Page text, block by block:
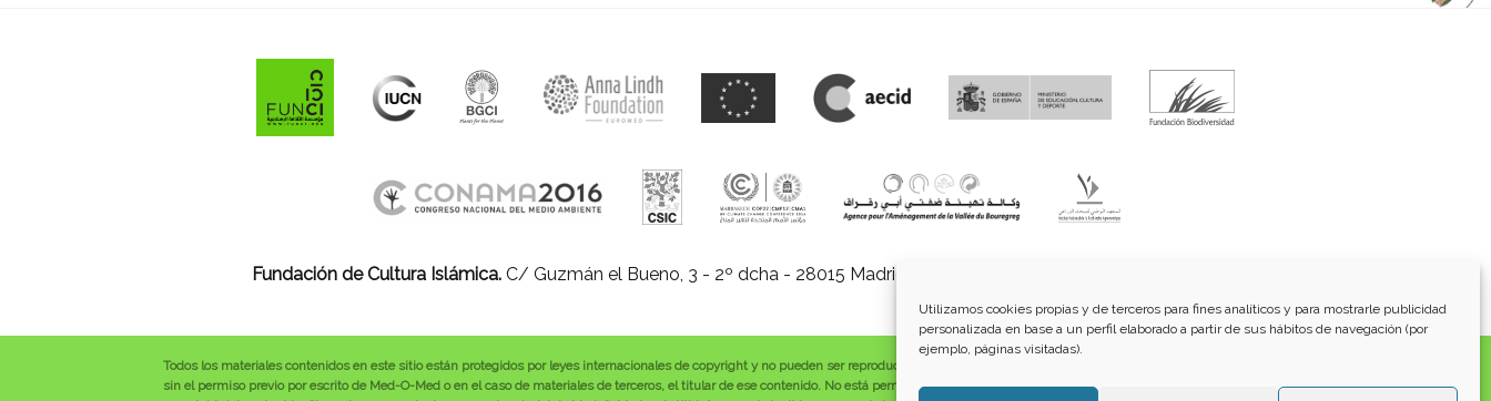
Utilizamos cookies propias y de terceros para fines analíticos y para mostrarle publicidad
personalizada en base a un perfil elaborado a partir de sus hábitos de navegación (por
ejemplo, páginas visitadas).
Fundación de Cultura Islámica.C/ Guzmán el Bueno, 3 - 2º dcha - 28015 Madrid |
Todos los materiales contenidos en este sitio están protegidos por leyes internacionales de copyright y no pueden ser reproducidos, distribuidos, transmitidos, exhibidos, publicados o retransmitidos
sin el permiso previo por escrito de Med-O-Med o en el caso de materiales de terceros, el titular de ese contenido. No está permitido borrar o alterar ninguna marca, derecho de autor u otro aviso de